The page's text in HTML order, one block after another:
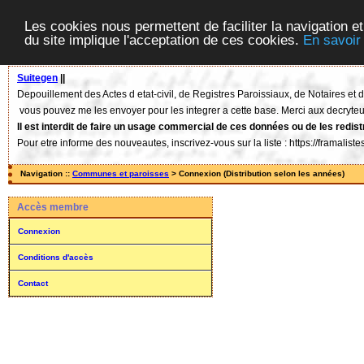
Les cookies nous permettent de faciliter la navigation
du site implique l'acceptation de ces cookies. En
Suitegen
Depouillement des Actes d etat-civil, de Registres Paroissiaux, de Notaires
vous pouvez me les envoyer pour les integrer a cette base. Merci aux
Il est interdit de faire un usage commercial de ces données ou de les
Pour etre informe des nouveautes, inscrivez-vous sur la liste : https://
Navigation :: Communes et paroisses > Connexion (Distribution selon les années)
Accès membre
Connexion
Conditions d'accès
Contact